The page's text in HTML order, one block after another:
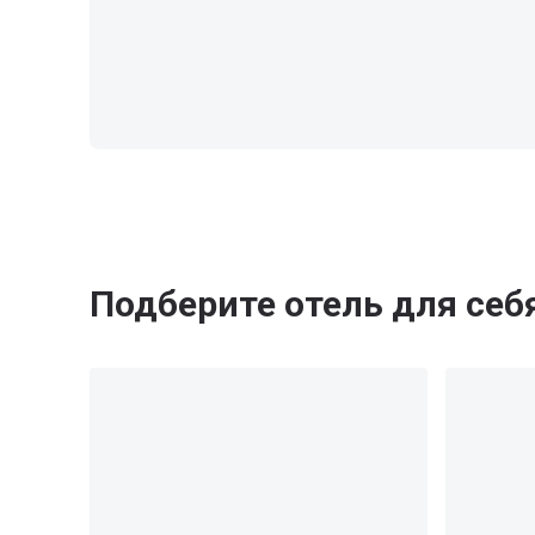
Подберите отель для